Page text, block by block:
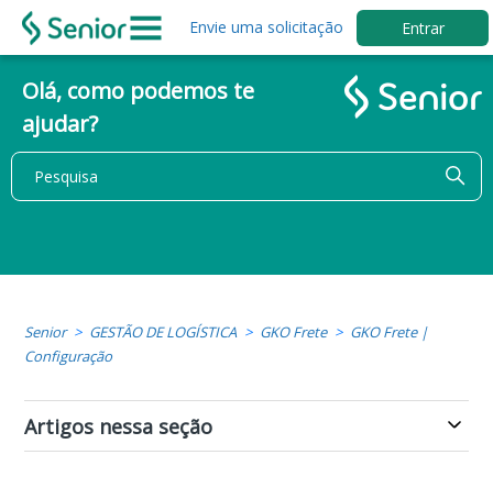
Envie uma solicitação Entrar
Olá, como podemos te
ajudar?
Senior GESTÃO DE LOGÍSTICA GKO Frete
GKO Frete |
Configuração
Artigos nessa seção